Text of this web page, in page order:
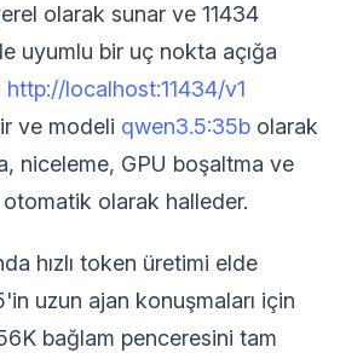
olarak sunar ve 11434
uyumlu bir uç nokta açığa
http://localhost:11434/v1
ve modeli qwen3.5:35b olarak
niceleme, GPU boşaltma ve
olarak halleder.
hızlı token üretimi elde
uzun ajan konuşmaları için
bağlam penceresini tam